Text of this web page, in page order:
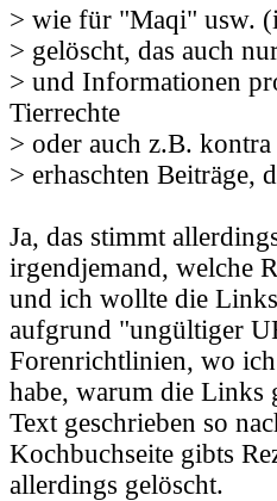
> wie für "Maqi" usw.
> gelöscht, das auch
> und Informationen
Tierrechte
> oder auch z.B.
> erhaschten Beiträge,
Ja, das stimmt
irgendjemand, welche
und ich wollte die
aufgrund "ungültiger
Forenrichtlinien, wo
habe, warum die Links
Text geschrieben so
Kochbuchseite gibts
allerdings gelöscht.